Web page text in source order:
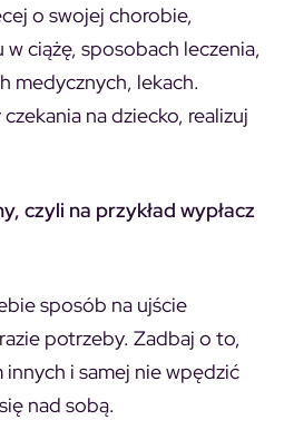
o swojej chorobie,
w ciążę, sposobach leczenia,
medycznych, lekach.
na dziecko, realizuj
czyli na przykład wypłacz
sposób na ujście
potrzeby. Zadbaj o to,
i samej nie wpędzić
nad sobą.